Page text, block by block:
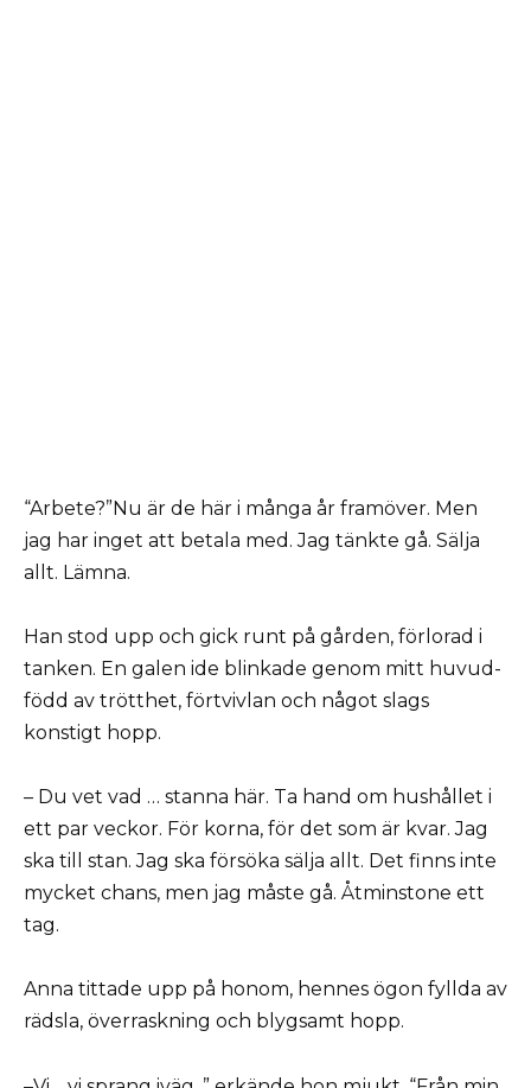
“Arbete?”Nu är de här i många år framöver. Men
jag har inget att betala med. Jag tänkte gå. Sälja
allt. Lämna.
Han stod upp och gick runt på gården, förlorad i
tanken. En galen ide blinkade genom mitt huvud-
född av trötthet, förtvivlan och något slags
konstigt hopp.
– Du vet vad … stanna här. Ta hand om hushållet i
ett par veckor. För korna, för det som är kvar. Jag
ska till stan. Jag ska försöka sälja allt. Det finns inte
mycket chans, men jag måste gå. Åtminstone ett
tag.
Anna tittade upp på honom, hennes ögon fyllda av
rädsla, överraskning och blygsamt hopp.